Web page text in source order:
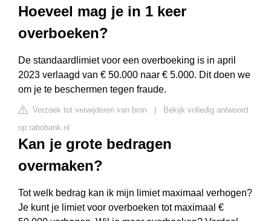
Hoeveel mag je in 1 keer
overboeken?
De standaardlimiet voor een overboeking is in april
2023 verlaagd van € 50.000 naar € 5.000. Dit doen we
om je te beschermen tegen fraude.
Verzoek tot verwijderen van bron
Bekijk volledig antwoord
op rabobank.nl
Kan je grote bedragen
overmaken?
Tot welk bedrag kan ik mijn limiet maximaal verhogen?
Je kunt je limiet voor overboeken tot maximaal €